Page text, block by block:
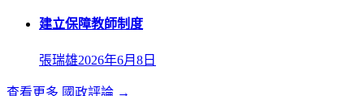
建立保障教師制度
張瑞雄2026年6月8日
查看更多 國政評論 →